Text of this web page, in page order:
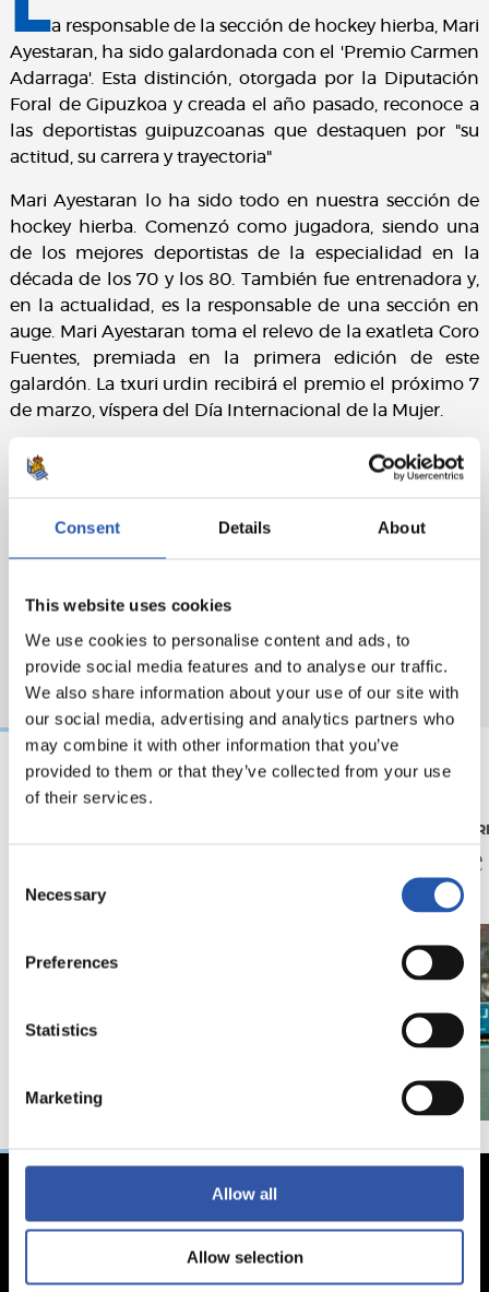
Consent Details About
This website uses cookies
We use cookies to personalise content and ads, to
provide social media features and to analyse our traffic.
We also share information about your use of our site with
our social media, advertising and analytics partners who
may combine it with other information that you’ve
provided to them or that they’ve collected from your use
of their services.
Selection
Necessary
Preferences
Statistics
Marketing
Allow all
Allow selection
a responsable de la sección de hockey hierba, Mari
Ayestaran, ha sido galardonada con el 'Premio Carmen
Adarraga'. Esta distinción, otorgada por la Diputación
Foral de Gipuzkoa y creada el año pasado, reconoce a
las deportistas guipuzcoanas que destaquen por "su
actitud, su carrera y trayectoria"
Mari Ayestaran lo ha sido todo en nuestra sección de
hockey hierba. Comenzó como jugadora, siendo una
de los mejores deportistas de la especialidad en la
década de los 70 y los 80. También fue entrenadora y,
en la actualidad, es la responsable de una sección en
auge. Mari Ayestaran toma el relevo de la exatleta Coro
Fuentes, premiada en la primera edición de este
galardón. La txuri urdin recibirá el premio el próximo 7
de marzo, víspera del Día Internacional de la Mujer.
24/05/2026
para cerrar el curso
HOCKEY
Cierre